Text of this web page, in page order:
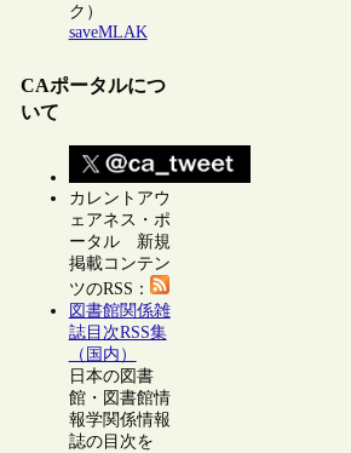
ク）
saveMLAK
CAポータルにつ
いて
カレントアウ
ェアネス・ポ
ータル 新規
掲載コンテン
ツのRSS：
図書館関係雑
誌目次RSS集
（国内）
日本の図書
館・図書館情
報学関係情報
誌の目次を